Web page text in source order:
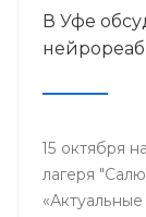
другие.
В Уфе
15 октября
лагеря